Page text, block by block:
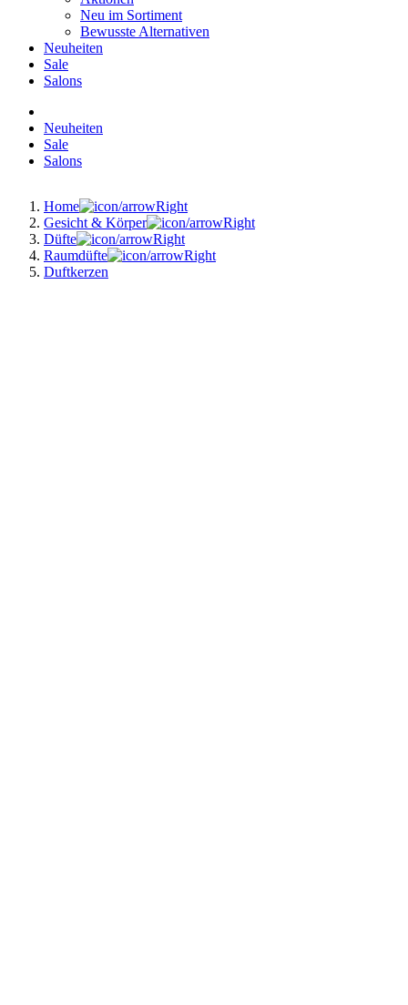
Neu im Sortiment
Bewusste Alternativen
Neuheiten
Sale
Salons
Neuheiten
Sale
Salons
Home
Gesicht & Körper
Düfte
Raumdüfte
Duftkerzen